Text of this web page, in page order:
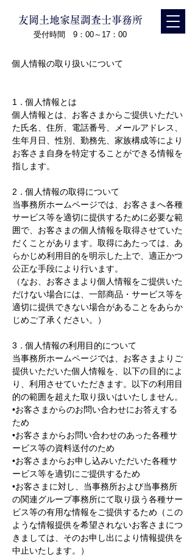
友岡土地家屋調査士事務所
受付時間 9：00～17：00
個人情報の取り扱いについて
1．個人情報とは
個人情報とは、お客さまからご提供いただい
た氏名、住所、電話番号、メールアドレス、
生年月日、性別、勤務先、家族構成等により
お客さま自身を特定することができる情報を
指します。
2．個人情報の取得について
当事務所ホームページでは、お客さまへ各種
サービス等を適切に提供するために必要な範
囲で、お客さまの個人情報を取得させていた
だくことがあります。取得にあたっては、あ
らかじめ利用目的を明示した上で、適正かつ
公正な手段により行います。
（なお、お客さまより個人情報をご提供いた
だけない場合には、一部商品・サービス等を
適切に提供できない場合があることをあらか
じめご了承ください。）
3．個人情報の利用目的について
当事務所ホームページでは、お客さまよりご
提供いただいた個人情報を、以下の目的によ
り、利用させていただきます。以下の利用目
的の範囲を超えた取り扱いはいたしません。
•お客さまからのお問い合わせにお答えする
ため
•お客さまからお問い合わせのあった各種サ
ービス等の資料送付のため
•お客さまからお申し込みいただいた各種サ
ービス等を適切にご提供するため
•お客さまに対し、当事務所および当事務所
の関連グループ事務所にて取り扱う各種サー
ビス等の有用な情報をご提供するため（この
ような情報提供を希望されないお客さまにつ
きましては、そのお申し出により情報提供を
中止いたします。）